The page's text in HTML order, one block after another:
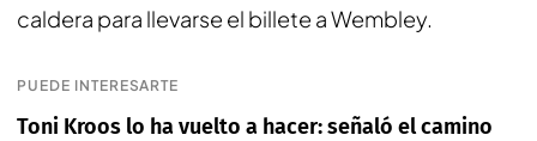
caldera para llevarse el billete a Wembley.
PUEDE INTERESARTE
Toni Kroos lo ha vuelto a hacer: señaló el camino